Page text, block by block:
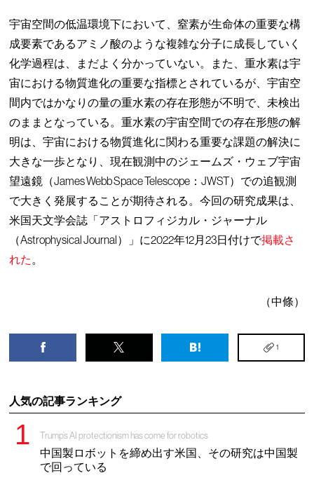
宇宙空間の低温環境下において、窒素が生命体の重要な構
成要素であるアミノ酸のような複雑な分子に成長していく
化学過程は、まだよく分かっていない。また、重水素は宇
宙における物質進化の重要な指標とされているが、宇宙空
間内ではかなりの量の重水素の存在形態が不明で、未検出
のままとなっている。重水素の宇宙空間での存在形態の解
明は、宇宙における物質進化に関わる重要な課題の解決に
大きな一歩となり、現在観測中のジェームズ・ウェブ宇宙
望遠鏡（James Webb Space Telescope：JWST）での追観測
で大きく発展することが期待される。今回の研究成果は、
米国天文学会誌「アストロフィジカル・ジャーナル
（Astrophysical Journal）」に2022年12月23日付けで掲載さ
れた 。
（中條）
1
人気の記事ランキング
Trump’s AI protectionism has come for robotics
中国製ロボットを締め出す米国、その研究は中国製
で回っている